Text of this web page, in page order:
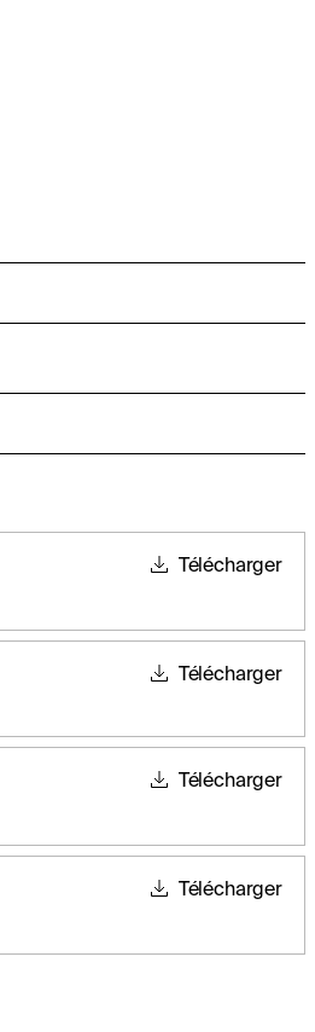
Télécharger
Télécharger
Télécharger
Télécharger